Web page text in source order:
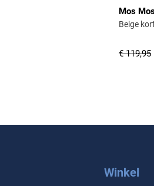
Mos
Beige
€ 119,95
Winkel